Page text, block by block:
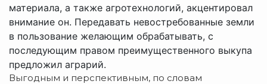
материала, а также агротехнологий, акцентировал
внимание он. Передавать невостребованные земли
в пользование желающим обрабатывать, с
последующим правом преимущественного выкупа
предложил аграрий.
Выгодным и перспективным, по словам